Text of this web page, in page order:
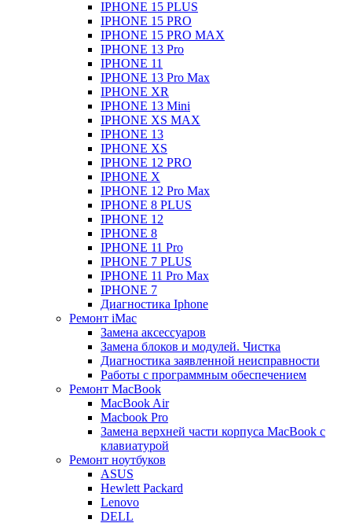
IPHONE 15 PLUS
IPHONE 15 PRO
IPHONE 15 PRO MAX
IPHONE 13 Pro
IPHONE 11
IPHONE 13 Pro Max
IPHONE XR
IPHONE 13 Mini
IPHONE XS MAX
IPHONE 13
IPHONE XS
IPHONE 12 PRO
IPHONE X
IPHONE 12 Pro Max
IPHONE 8 PLUS
IPHONE 12
IPHONE 8
IPHONE 11 Pro
IPHONE 7 PLUS
IPHONE 11 Pro Max
IPHONE 7
Диагностика Iphone
Ремонт iMac
Замена аксессуаров
Замена блоков и модулей. Чистка
Диагностика заявленной неисправности
Работы с программным обеспечением
Ремонт MacBook
MacBook Air
Macbook Pro
Замена верхней части корпуса MacBook с
клавиатурой
Ремонт ноутбуков
ASUS
Hewlett Packard
Lenovo
DELL